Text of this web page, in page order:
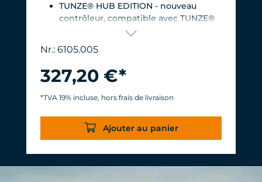
TUNZE® HUB EDITION - nouveau
contrôleur, compatible avec TUNZE®
litres.Débit : env. 3 000 à 12 000 l/h à 12
V avec Turbelle® Controller
Pompe la plus efficace du marché :
Efficacité de plus de 1.000 L/h/W. Avec
presque le même débit, 20 W de
puissance sont économisés.
Fiabilité et durabilité TUNZE®
habituelles et durables.
Nr.: 6105.005
327,20 €*
*TVA 19% incluse, hors frais de livraison
Ajouter au panier